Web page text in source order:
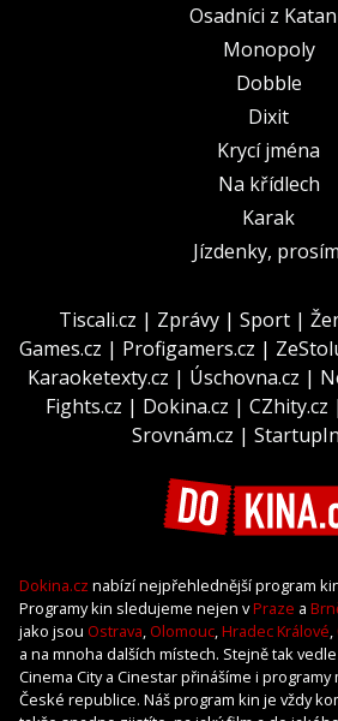
Osadníci z
Monopoly
Dobble
Dixit
Krycí jména
Na křídlech
Karak
Jízdenky,
Tiscali.cz | Zprávy | Sport |
Games.cz | Profigamers.cz |
Karaoketexty.cz | Úschovna.cz |
Fights.cz | Dokina.cz | CZhity.cz |
Srovnám.cz |
Dokina.cz nabízí nejpřehlednější program
Programy kin sledujeme nejen vPraze a
jako jsou Ostrava, Olomouc,Hradec Králové,
a na mnoha dalších místech. Stejně tak
Cinema City a Cinestar přinášíme i
České republice. Náš program kin je vždy